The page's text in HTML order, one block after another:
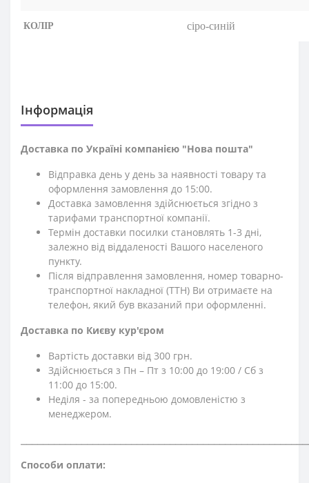
КОЛІР сіро-синій
Iнформація
Доставка по Україні компанією "Нова пошта"
Відправка день у день за наявності товару та
оформлення замовлення до 15:00.
Доставка замовлення здійснюється згідно з
тарифами транспортної компанії.
Термін доставки посилки становлять 1-3 дні,
залежно від віддаленості Вашого населеного
пункту.
Після відправлення замовлення, номер товарно-
транспортної накладної (ТТН) Ви отримаєте на
телефон, який був вказаний при оформленні.
Доставка по Києву кур'єром
Вартість доставки від 300 грн.
Здійснюється з Пн – Пт з 10:00 до 19:00 / Сб з
11:00 до 15:00.
Неділя - за попередньою домовленістю з
менеджером.
Способи оплати: